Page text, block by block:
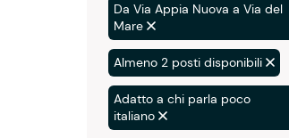
Da Via Appia Nuova a Via del
Mare
Almeno 2 posti disponibili
Adatto a chi parla poco
italiano